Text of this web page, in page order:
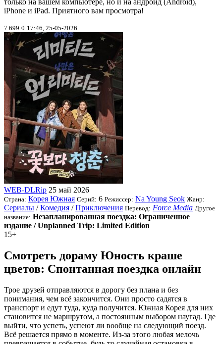
iPhone и iPad. Приятного вам просмотра!
7 699 0 17:46, 25-05-2026
WEB-DLRip 25 май 2026
Страна: Корея Южная Серий: 6 Режиссер: Na Young Seok Жанр:
Сериалы /Комедия /Приключения Перевод: Force Media Другое
название: Незапланированная поездка: Ограниченное
издание / Unplanned Trip: Limited Edition
15+
Смотреть дораму Юность краше
цветов: Спонтанная поездка онлайн
Трое друзей отправляются в дорогу без плана и без
понимания, чем всё закончится. Они просто садятся в
транспорт и едут туда, куда получится. Южная Корея для них
становится не маршрутом, а постоянным выбором наугад. Где
выйти, что успеть, успеют ли вообще на следующий поезд.
Всё решается прямо в моменте. Из-за этого любая мелочь